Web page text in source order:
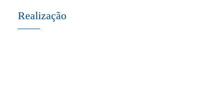
Realização